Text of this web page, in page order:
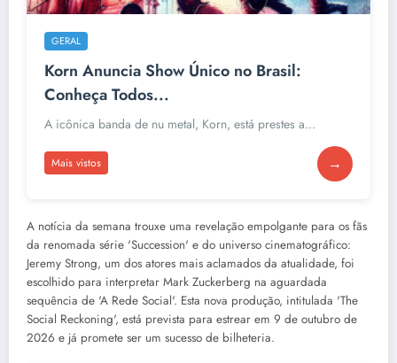
GERAL
Korn Anuncia Show Único no Brasil:
Conheça Todos...
A icônica banda de nu metal, Korn, está prestes a...
Mais vistos →
A notícia da semana trouxe uma revelação empolgante para os fãs
da renomada série 'Succession' e do universo cinematográfico:
Jeremy Strong, um dos atores mais aclamados da atualidade, foi
escolhido para interpretar Mark Zuckerberg na aguardada
sequência de 'A Rede Social'. Esta nova produção, intitulada 'The
Social Reckoning', está prevista para estrear em 9 de outubro de
2026 e já promete ser um sucesso de bilheteria.